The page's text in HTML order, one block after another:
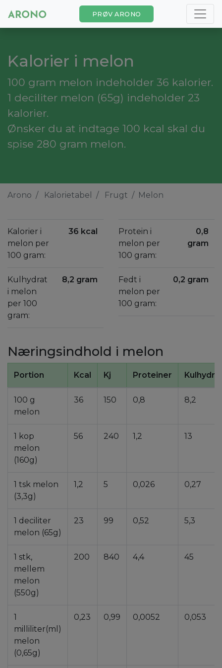
PRØV ARONO
Kalorier i melon
100 gram melon indeholder 36 kalorier.
1 deciliter melon (65g) indeholder 23
kalorier.
Ønsker du at indtage 100 kcal skal du
spise 280 gram melon.
Arono Kalorietabel Frugt Melon
Kalorier i
melon per
100 gram:
36 kcal
Kulhydrat
i melon
per 100
gram:
8,2 gram
Protein i
melon per
100 gram:
0,8
gram
Fedt i
melon per
100 gram:
0,2 gram
Næringsindhold i melon
Portion Kcal Kj Proteiner
100 g
melon
36 150 0,8 8,2
1 kop
melon
(160g)
56 240 1,2 13
1 tsk melon
(3,3g)
1,2 5 0,026 0,27
1 deciliter
melon (65g)
23 99 0,52 5,3
1 stk,
mellem
melon
(550g)
200 840 4,4 45
1
milliliter(ml)
melon
(0,65g)
0,23 0,99 0,0052 0,053